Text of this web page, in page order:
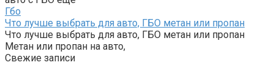
Гбо
Что лучше выбрать для авто, ГБО метан или пропан
Что лучше выбрать для авто, ГБО метан или пропан
Метан или пропан на авто,
Свежие записи